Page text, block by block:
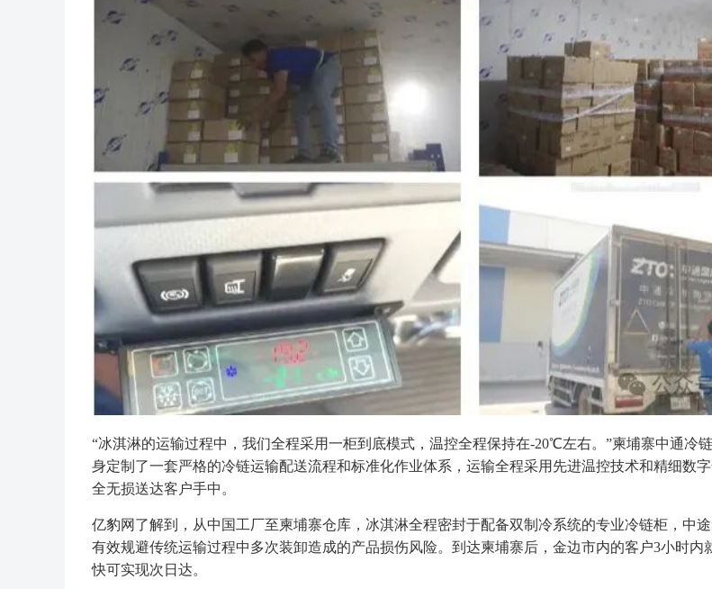
“冰淇淋的运输过程中，我们全程采用一柜到底模式，温控全程保持在-20℃左右。”柬埔寨中通冷
身定制了一套严格的冷链运输配送流程和标准化作业体系，运输全程采用先进温控技术和精细数
全无损送达客户手中。
亿豹网了解到，从中国工厂至柬埔寨仓库，冰淇淋全程密封于配备双制冷系统的专业冷链柜，中
有效规避传统运输过程中多次装卸造成的产品损伤风险。到达柬埔寨后，金边市内的客户3小时内
快可实现次日达。